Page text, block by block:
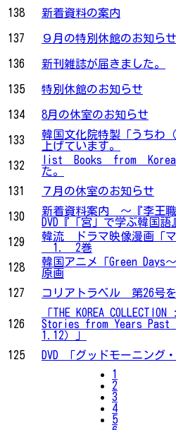
138
新着資料の案内
137
９月の特別休館のお知らせ
136
新刊雑誌が届きました。
135
特別休館のお知らせ
134
8月の休室のお知らせ
133
韓国文化院特製「うちわ
上げています。
132
list Books from Korea
た。
131
７月の休室のお知らせ
130
新着資料案内 ～『李王職
DVD『「宮」で学ぶ韓国語』
129
韓流 ドラマ映像漫画「マ
1. 2巻
128
韓国アニメ「Green Days
原画
127
コリアトラベル 第26号を
126
「THE KOREA
Stories from Years Past
1.12）」
125 DVD 「グッドモーニング
1
2
3
4
5